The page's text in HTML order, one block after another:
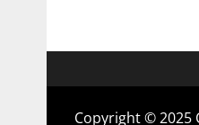
Copyright © 2025